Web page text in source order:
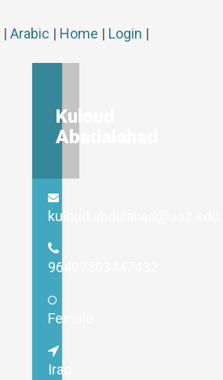
| Arabic | Home | Login |
Kuloud
Abadalahad
96407503447432
Female
Iraq